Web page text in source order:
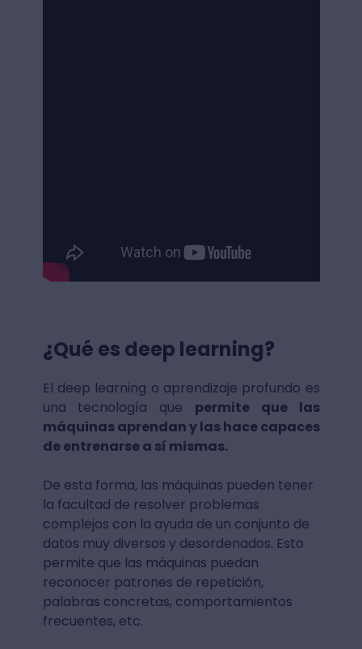
¿Qué es deep learning?
El deep learning o aprendizaje profundo es
una tecnología que permite que las
máquinas aprendan y las hace capaces
de entrenarse a sí mismas.
De esta forma, las máquinas pueden tener
la facultad de resolver problemas
complejos con la ayuda de un conjunto de
datos muy diversos y desordenados. Esto
permite que las máquinas puedan
reconocer patrones de repetición,
palabras concretas, comportamientos
frecuentes, etc.